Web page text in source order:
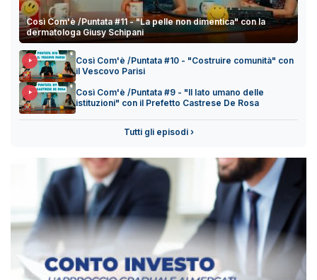
Così Com'è /Puntata #11 - "La pelle non dimentica" con la
dermatologa Giusy Schipani
Così Com'è /Puntata #10 - "Costruire comunità" con
il Vescovo Parisi
Così Com'è /Puntata #9 - "Il lato umano delle
istituzioni" con il Prefetto Castrese De Rosa
Tutti gli episodi ›